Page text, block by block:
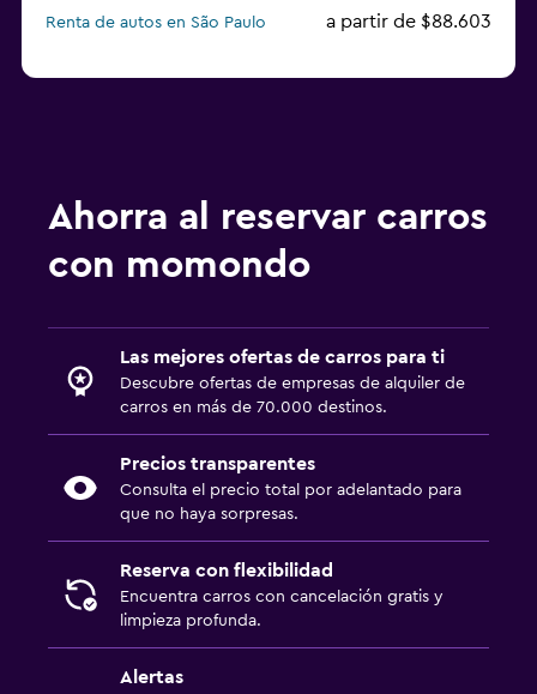
Renta de autos en São Paulo
a partir de $88.603
Renta de autos en São Paulo Enterprise Rent-A-Car
Ahorra al reservar carros
con momondo
Las mejores ofertas de carros para ti
Descubre ofertas de empresas de alquiler de
carros en más de 70.000 destinos.
Precios transparentes
Consulta el precio total por adelantado para
que no haya sorpresas.
Reserva con flexibilidad
Encuentra carros con cancelación gratis y
limpieza profunda.
Alertas